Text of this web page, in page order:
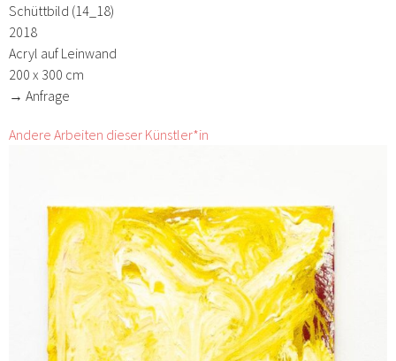
Schüttbild (14_18)
2018
Acryl auf Leinwand
200 x 300 cm
→ Anfrage
Andere Arbeiten dieser Künstler*in